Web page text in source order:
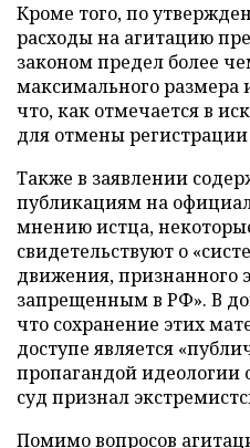
Кроме того, по
расходы на агитацию
законом предел более
максимального размера
что, как отмечается в
для отмены
Также в заявлении
публикациям на
мнению истца,
свидетельствуют о
движения, признанного
запрещенным в РФ». В
что сохранение этих
доступе является
пропагандой идеологии
суд признал
Помимо вопросов